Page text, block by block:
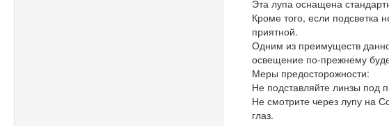
Эта лупа оснащена
Кроме того, если подсветка
приятной.
Одним из преимуществ
освещение по-прежнему
Меры предосторожности:
Не подставляйте линзы под
Не смотрите через лупу на
глаз.